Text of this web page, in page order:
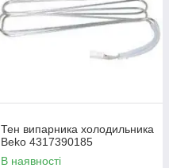
Тен випарника холодильника
Beko 4317390185
В наявності